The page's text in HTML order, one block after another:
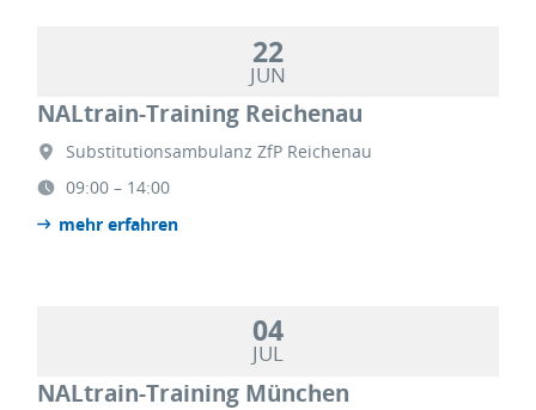
22
JUN
NALtrain-Training Reichenau
Substitutionsambulanz ZfP Reichenau
09:00 – 14:00
mehr erfahren
04
JUL
NALtrain-Training München